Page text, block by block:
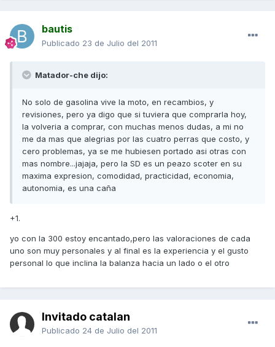
bautis
Publicado 23 de Julio del 2011
Matador-che dijo:
No solo de gasolina vive la moto, en recambios, y
revisiones, pero ya digo que si tuviera que comprarla hoy,
la volveria a comprar, con muchas menos dudas, a mi no
me da mas que alegrias por las cuatro perras que costo, y
cero problemas, ya se me hubiesen portado asi otras con
mas nombre...jajaja, pero la SD es un peazo scoter en su
maxima expresion, comodidad, practicidad, economia,
autonomia, es una caña
+1.
yo con la 300 estoy encantado,pero las valoraciones de cada
uno son muy personales y al final es la experiencia y el gusto
personal lo que inclina la balanza hacia un lado o el otro
Invitado catalan
Publicado 24 de Julio del 2011